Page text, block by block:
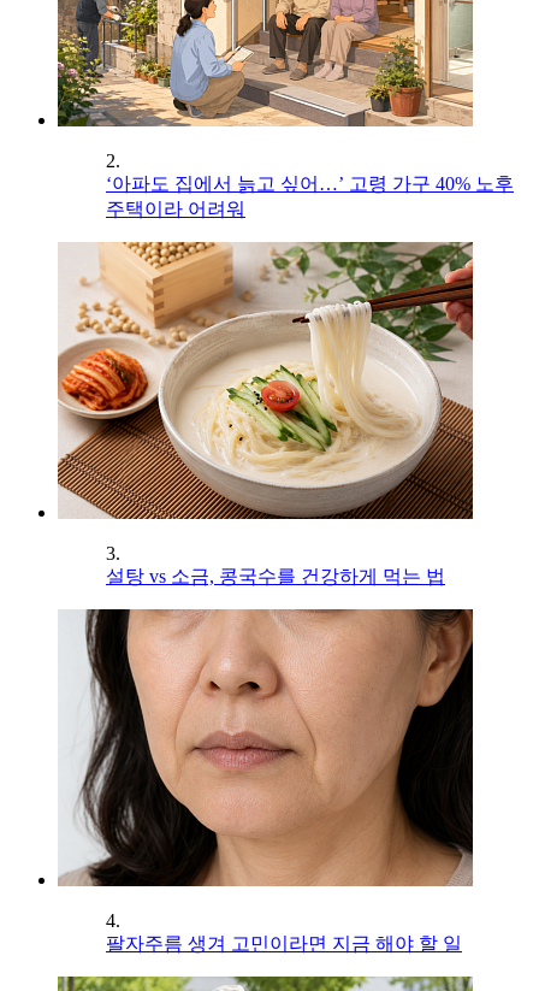
2.
‘아파도 집에서 늙고 싶어…’ 고령 가구 40% 노후
주택이라 어려워
3.
설탕 vs 소금, 콩국수를 건강하게 먹는 법
4.
팔자주름 생겨 고민이라면 지금 해야 할 일